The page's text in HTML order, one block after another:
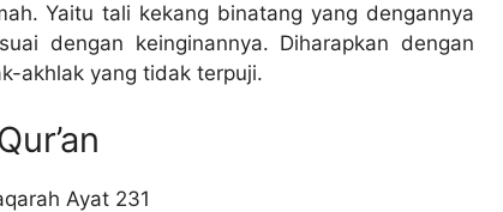
Yaitu tali kekang binatang yang dengannya
dengan keinginannya. Diharapkan dengan
akhlak yang tidak terpuji.
Ayat 231